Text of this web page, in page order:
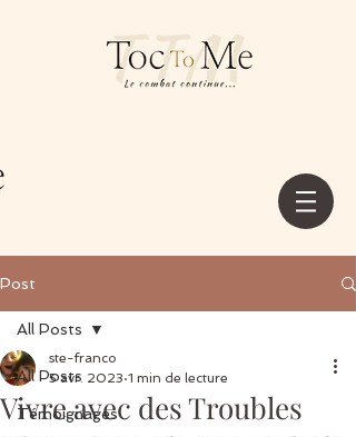
Post
All Posts
Témoignages
All Posts
Vivre avec des Troubles
ste-franco
5 avr. 2023 1 min de lecture